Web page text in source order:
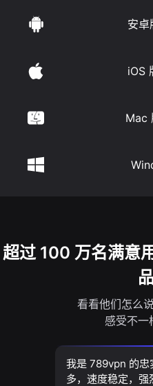
安卓
iOS
Mac
超过 100 万名满意
看看他们怎么
感受不一
我是 789vpn 的忠
多，速度稳定，强